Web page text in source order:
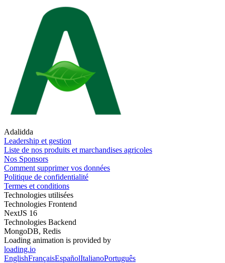
Adalidda
Leadership et gestion
Liste de nos produits et marchandises agricoles
Nos Sponsors
Comment supprimer vos données
Politique de confidentialité
Termes et conditions
Technologies utilisées
Technologies Frontend
NextJS 16
Technologies Backend
MongoDB, Redis
Loading animation is provided by
loading.io
EnglishFrançaisEspañolItalianoPortuguês